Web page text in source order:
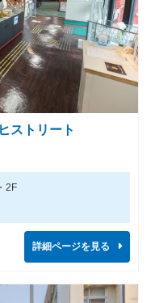
ストリート
2F
詳細ページを見る